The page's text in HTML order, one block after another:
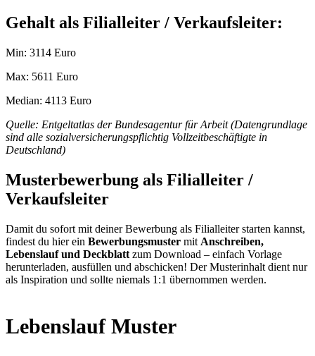
Gehalt als Filialleiter / Verkaufsleiter:
Min: 3114 Euro
Max: 5611 Euro
Median: 4113 Euro
Quelle: Entgeltatlas der Bundesagentur für Arbeit (Datengrundlage
sind alle sozialversicherungspflichtig Vollzeitbeschäftigte in
Deutschland)
Musterbewerbung als Filialleiter /
Verkaufsleiter
Damit du sofort mit deiner Bewerbung als Filialleiter starten kannst,
findest du hier ein Bewerbungsmuster mit Anschreiben,
Lebenslauf und Deckblatt zum Download – einfach Vorlage
herunterladen, ausfüllen und abschicken! Der Musterinhalt dient nur
als Inspiration und sollte niemals 1:1 übernommen werden.
Lebenslauf Muster